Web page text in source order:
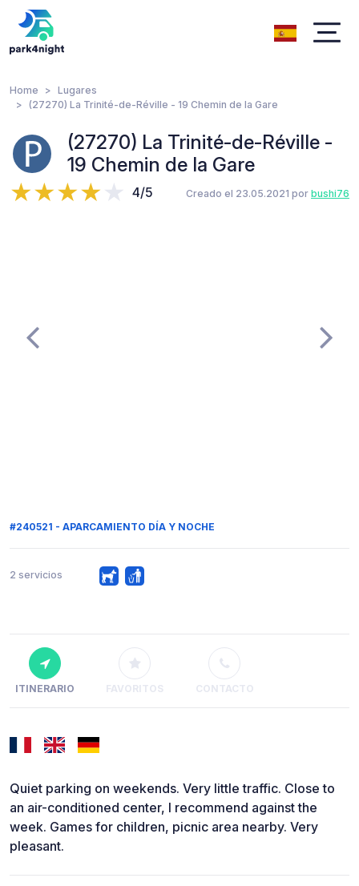
Home
Lugares
(27270) La Trinité-de-Réville - 19 Chemin de la Gare
(27270) La Trinité-de-Réville -
19 Chemin de la Gare
4/5 Creado el 23.05.2021 por bushi76
#240521 - APARCAMIENTO DÍA Y NOCHE
2 servicios
ITINERARIO FAVORITOS CONTACTO
Quiet parking on weekends. Very little traffic. Close to
an air-conditioned center, I recommend against the
week. Games for children, picnic area nearby. Very
pleasant.